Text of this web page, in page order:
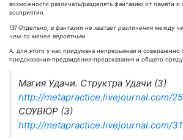
возможности различать/разделять фантазию от памяти и
восприятия.
(3) Отдельно, в фантазии не хватает различения между
чем-то менее вероятным.
А, для этого у нас придумана непрерывная и совершенно
предсказания-предвидения-предсказания и общего
Магия Удачи. Структра Удачи (3)
http://metapractice.livejournal.com/
СОУВЮР (3)
http://metapractice.livejournal.com/